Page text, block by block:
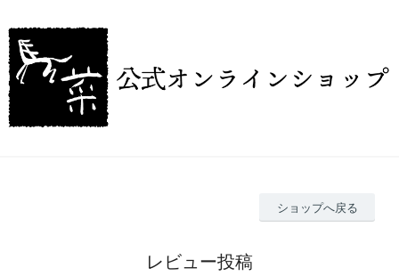
ショップへ戻る
レビュー投稿